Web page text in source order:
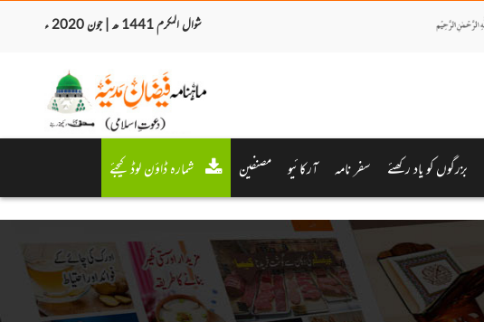
شوال المکرم 1441 ھ | جون 2020 ء
بزرگوں کو یاد رکھئے سفر نامہ آرکائیو مصنفین شمارہ ڈاؤن لوڈ کیجئے